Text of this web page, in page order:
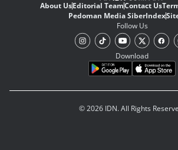
About UsEditorial TeamContact Us
Pedoman Media SiberIndex
Follow Us
Download
© 2026 IDN. All Rights